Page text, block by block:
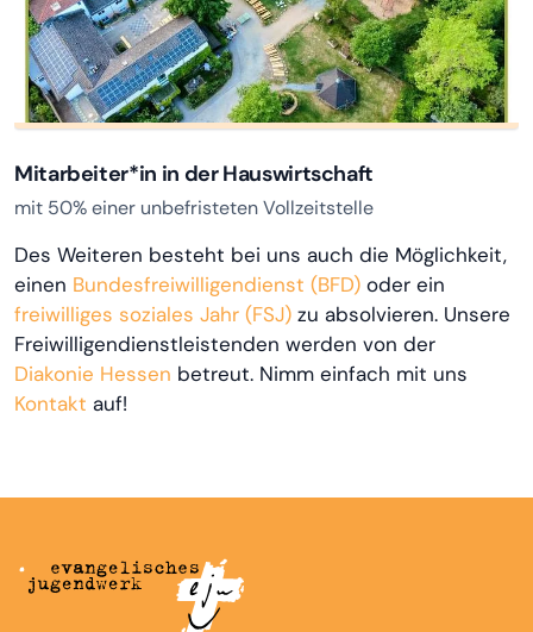
Mitarbeiter*in in der Hauswirtschaft
mit 50% einer unbefristeten Vollzeitstelle
Zur Ausschreibung
Des Weiteren besteht bei uns auch die Möglichkeit,
einen Bundesfreiwilligendienst (BFD) oder ein
freiwilliges soziales Jahr (FSJ) zu absolvieren. Unsere
Freiwilligendienstleistenden werden von der
Diakonie Hessen betreut. Nimm einfach mit uns
Kontakt auf!